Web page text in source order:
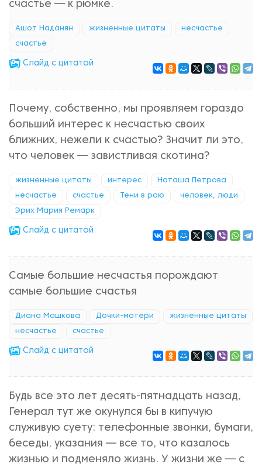
счастье — к рюмке.
Ашот Наданян жизненные цитаты несчастье
счастье
Cлайд с цитатой
Почему, собственно, мы проявляем гораздо
больший интерес к несчастью своих
ближних, нежели к счастью? Значит ли это,
что человек — завистливая скотина?
жизненные цитаты интерес Наташа Петрова
несчастье счастье Тени в раю человек, люди
Эрих Мария Ремарк
Cлайд с цитатой
Самые большие несчастья порождают
самые большие счастья
Диана Машкова Дочки-матери жизненные цитаты
несчастье счастье
Cлайд с цитатой
Будь все это лет десять-пятнадцать назад,
Генерал тут же окунулся бы в кипучую
служивую суету: телефонные звонки, бумаги,
беседы, указания — все то, что казалось
жизнью и подменяло жизнь. У жизни же — с